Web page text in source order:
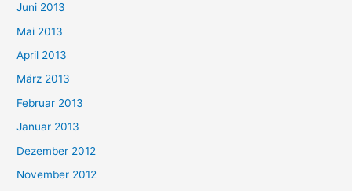
Juni 2013
Mai 2013
April 2013
März 2013
Februar 2013
Januar 2013
Dezember 2012
November 2012